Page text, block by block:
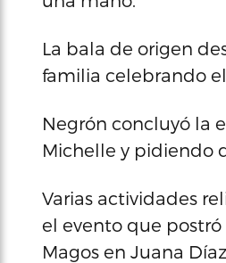
La bala de origen
familia celebrando
Negrón concluyó la
Michelle y pidiendo
Varias actividades
el evento que
Magos en Juana